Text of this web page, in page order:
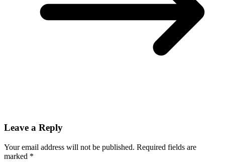
Leave a Reply
Your email address will not be published. Required fields are
marked *